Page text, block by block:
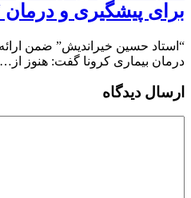
برای پیشگیری و درمان
“استاد حسین خیراندیش” ضمن
درمان بیماری کرونا گفت: هنوز از…
ارسال دیدگاه